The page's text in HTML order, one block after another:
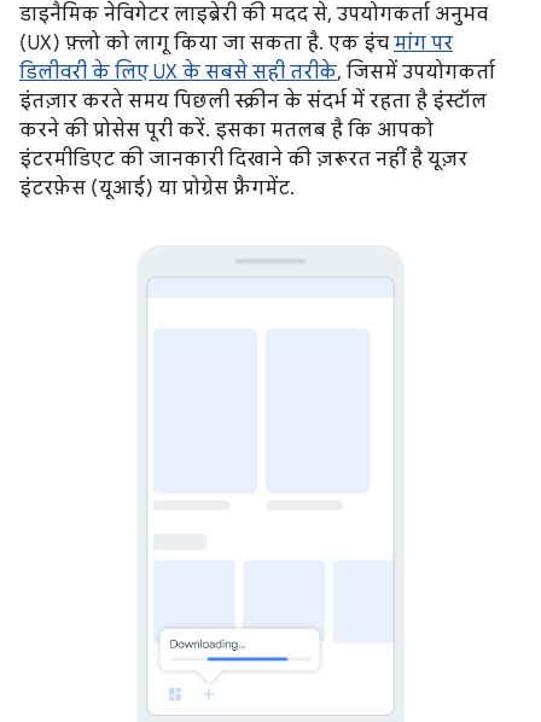
डाइनैमिक नेविगेटर लाइब्रेरी की मदद से, उपयोगकर्ता अनुभव
(UX) फ़्लो को लागू किया जा सकता है. एक इंच मांग पर
डिलीवरी के लिए UX के सबसे सही तरीके, जिसमें उपयोगकर्ता
इंतज़ार करते समय पिछली स्क्रीन के संदर्भ में रहता है इंस्टॉल
करने की प्रोसेस पूरी करें. इसका मतलब है कि आपको
इंटरमीडिएट की जानकारी दिखाने की ज़रूरत नहीं है यूज़र
इंटरफ़ेस (यूआई) या प्रोग्रेस फ़्रैगमेंट.